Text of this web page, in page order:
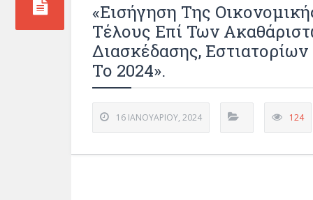
«Εισήγηση Της
Τέλους Επί Των
Διασκέδασης,
Το 2024».
16 ΙΑΝΟΥΑΡΊΟΥ, 2024 124